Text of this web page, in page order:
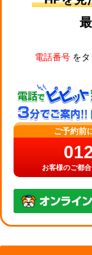
電話番号をタ
ご予約前
お客様のご都